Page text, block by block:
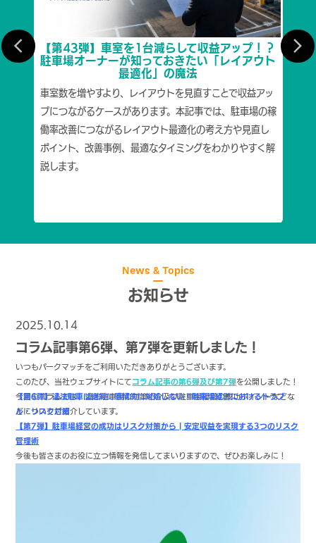
性
【第43弾】車室を1台減らして収益アップ！？
駐車場オーナーが知っておきたい「レイアウト
最適化」の魔法
車室数を増やすより、レイアウトを見直すことで収益アッ
プにつながるケースがあります。本記事では、駐車場の稼
働率改善につながるレイアウト最適化の考え方や見直し
ポイント、改善事例、最適なタイミングをわかりやすく解
説します。
【
理
News & Topics
お知らせ
2025.10.14
コラム記事第6弾、第7弾を更新しました！
いつもパークマッチをご利用いただきありがとうございます。
このたび、当社ウェブサイトにて コラム記事の第6弾及び第7弾を公開しました！
今回のコラムでは、違法駐車場の対策紹介及び駐車場経営の成功ポイントなどな
どについてご紹介しています。
【第6弾】違法駐車は絶対に感情的に対処しない！駐車場経営におけるトラブ
ル・リスク対策
【第7弾】駐車場経営の成功はリスク対策から | 安定収益を実現する3つのリスク
管理術
今後も皆さまのお役に立つ情報を発信してまいりますので、ぜひお楽しみに！